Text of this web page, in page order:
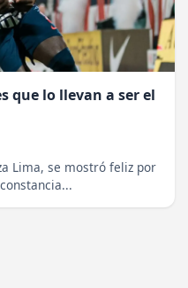
que lo llevan a ser el
Lima, se mostró feliz por